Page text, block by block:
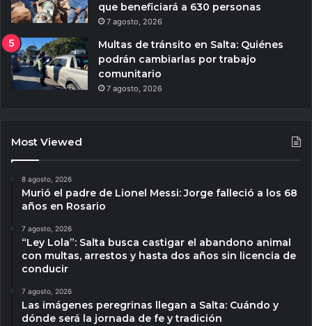
que beneficiará a 630 personas
7 agosto, 2026
Multas de tránsito en Salta: Quiénes
podrán cambiarlas por trabajo
comunitario
7 agosto, 2026
Most Viewed
8 agosto, 2026
Murió el padre de Lionel Messi: Jorge falleció a los 68
años en Rosario
7 agosto, 2026
“Ley Lola”: Salta busca castigar el abandono animal
con multas, arrestos y hasta dos años sin licencia de
conducir
7 agosto, 2026
Las imágenes peregrinas llegan a Salta: Cuándo y
dónde será la jornada de fe y tradición